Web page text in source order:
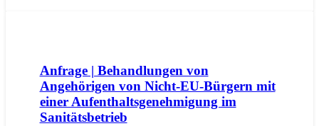
Anfrage | Behandlungen von
Angehörigen von Nicht-EU-Bürgern mit
einer Aufenthaltsgenehmigung im
Sanitätsbetrieb